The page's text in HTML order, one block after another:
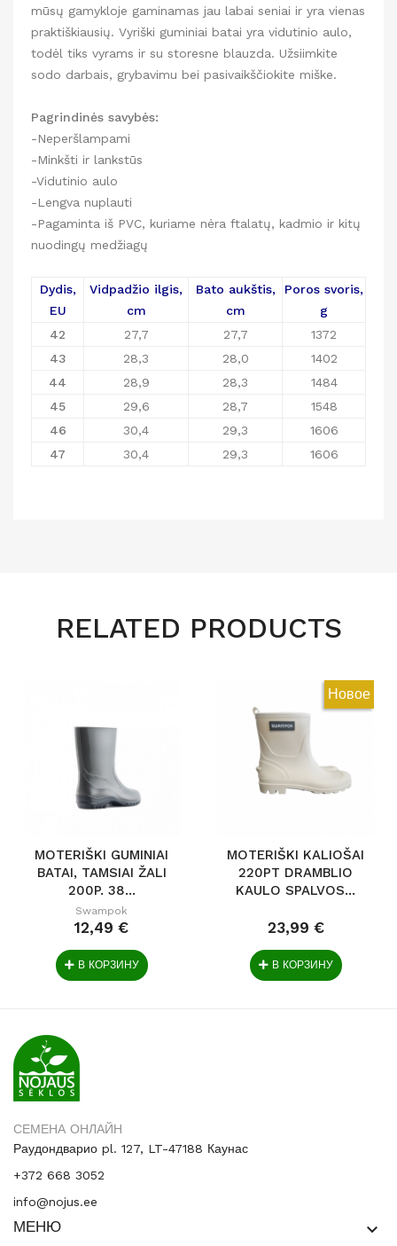
mūsų gamykloje gaminamas jau labai seniai ir yra vienas
praktiškiausių. Vyriški guminiai batai yra vidutinio aulo,
todėl tiks vyrams ir su storesne blauzda. Užsiimkite
sodo darbais, grybavimu bei pasivaikščiokite miške.
Pagrindinės savybės:
-Neperšlampami
-Minkšti ir lankstūs
-Vidutinio aulo
-Lengva nuplauti
-Pagaminta iš PVC, kuriame nėra ftalatų, kadmio ir kitų
nuodingų medžiagų
Dydis,
EU
Vidpadžio ilgis,
cm
Bato aukštis,
cm
Poros svoris,
g
42
27,7 27,7
1372
43
28,3 28,0
1402
44
28,9 28,3
1484
45
29,6 28,7
1548
46
30,4 29,3
1606
47
30,4 29,3 1606
RELATED PRODUCTS
MOTERIŠKI GUMINIAI
BATAI, TAMSIAI ŽALI
200P. 38...
Swampok
12,49 €
В КОРЗИНУ
Новое
MOTERIŠKI KALIOŠAI
220PT DRAMBLIO
KAULO SPALVOS...
23,99 €
В КОРЗИНУ
СЕМЕНА ОНЛАЙН
Раудондварио pl. 127, LT-47188 Каунас
+372 668 3052
info@nojus.ee
МЕНЮ keyboard_arrow_down